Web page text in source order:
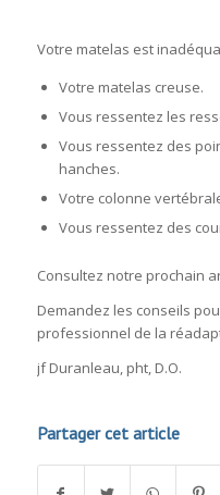
Votre matelas est
Votre matelas creuse.
Vous ressentez les
Vous ressentez des
hanches.
Votre colonne
Vous ressentez des
Consultez notre prochain
Demandez les conseils
professionnel de la
jf Duranleau, pht, D.O.
Partager cet article